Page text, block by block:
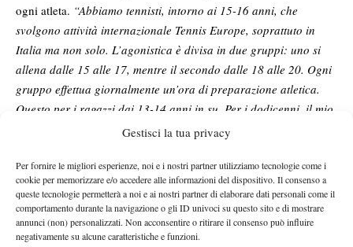
Gestisci la tua privacy
Per fornire le migliori esperienze, noi e i nostri partner utilizziamo tecnologie come i
cookie per memorizzare e/o accedere alle informazioni del dispositivo. Il consenso a
queste tecnologie permetterà a noi e ai nostri partner di elaborare dati personali come il
comportamento durante la navigazione o gli ID univoci su questo sito e di mostrare
annunci (non) personalizzati. Non acconsentire o ritirare il consenso può influire
negativamente su alcune caratteristiche e funzioni.
ogni atleta. “Abbiamo tennisti, intorno ai 15-16 anni, che
svolgono attività internazionale Tennis Europe, soprattuto in
Italia ma non solo. L’agonistica è divisa in due gruppi: uno si
allena dalle 15 alle 17, mentre il secondo dalle 18 alle 20. Ogni
gruppo effettua giornalmente un’ora di preparazione atletica.
Questo per i ragazzi dai 13-14 anni in su. Per i dodicenni, il mio
pensiero è quello di non sovraccaricarli e di puntare più sulla
parlando anche con moltissimi altri maestri che allenano ragazzi
di livello internazionale, che il troppo lavoro intorno agli 11-12
anni non faccia per niente bene. Chi è arrivato in finale ai
campionati italiani under 13 , per esempio, si allena 3 giorni a